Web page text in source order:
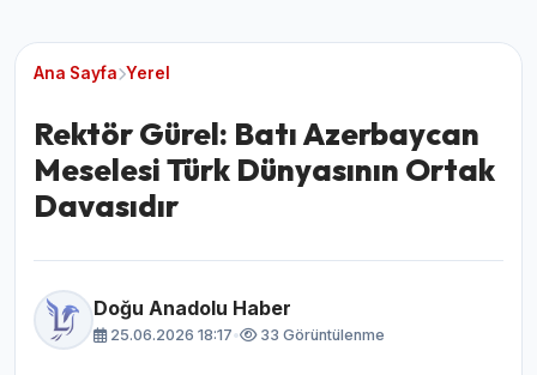
Ana Sayfa Yerel
Rektör Gürel: Batı Azerbaycan
Meselesi Türk Dünyasının Ortak
Davasıdır
Doğu Anadolu Haber
25.06.2026 18:17• 33 Görüntülenme